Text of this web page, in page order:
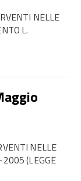
NELLE
L.
NELLE
(LEGGE